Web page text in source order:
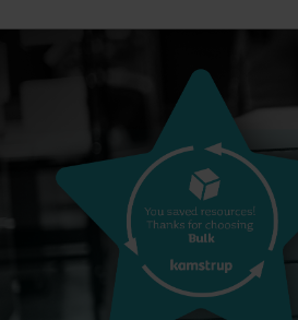
Wateroplossingen
voor nauwkeurige metingen